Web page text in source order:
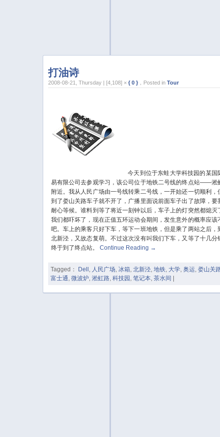
打油诗
2008-08-21, Thursday | [4,108] ×{ 0 } ，Posted inTour
今天到位于东蛙大学科技园的某国
易有限公司去参观学习，该公司位于地铁二号线的终点站——淞
附近。我从人民广场由一号线转乘二号线，一开始还一切顺利，
到了娄山关路车子就不开了，广播里面说前面车子出了故障，要
耐心等候。谁料到等了将近一刻钟以后，车子上的灯突然都熄灭
我们都吓坏了，现在正值五环运动会期间，发生意外的概率应该
吧。车上的乘客只好下车，等下一班地铁，但是乘了两站之后，
北新泾，又故态复萌。不过这次没有叫我们下车，又等了十几分
终于到了终点站。
Continue Reading →
Tagged： Dell , 人民广场,冰箱,北新泾,地铁, 大学,奥运,娄山关
富士通,微波炉,淞虹路,科技园 ,笔记本,茶水间